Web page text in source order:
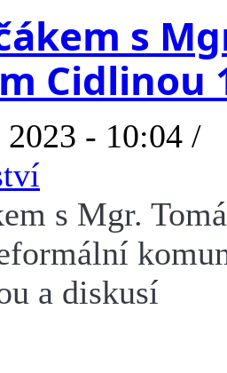
s
Cidlinou
- 10:04 /
s Mgr.
a diskusí